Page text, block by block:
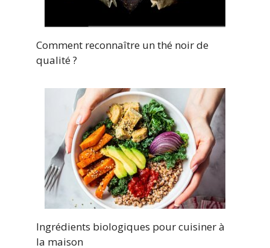
Comment reconnaître un thé noir de
qualité ?
Ingrédients biologiques pour cuisiner à
la maison